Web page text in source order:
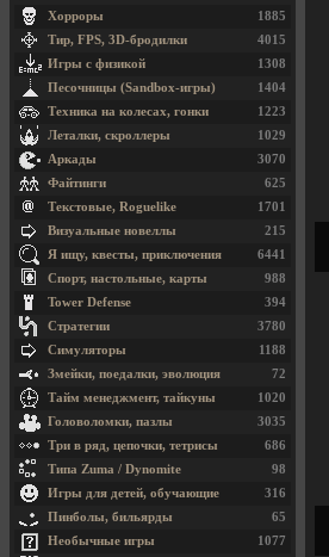
1885
Хорроры
4015
Тир, FPS, 3D-бродилки
1308
Игры с физикой
1404
Песочницы (Sandbox-игры)
1223
Техника на колесах, гонки
1029
Леталки, скроллеры
3070
Аркады
625
Файтинги
1701
Текстовые, Roguelike
215
Визуальные новеллы
6441
Я ищу, квесты, приключения
988
Спорт, настольные, карты
394
Tower Defense
3780
Стратегии
1188
Симуляторы
72
Змейки, поедалки, эволюция
1020
Тайм менеджмент, тайкуны
3035
Головоломки, пазлы
686
Три в ряд, цепочки, тетрисы
98
Типа Zuma / Dynomite
316
Игры для детей, обучающие
65
Пинболы, бильярды
1077
Необычные игры